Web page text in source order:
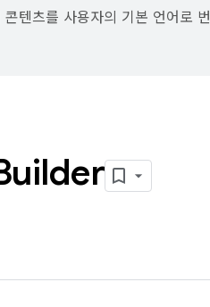
텐츠를 사용자의 기본 언어로 번